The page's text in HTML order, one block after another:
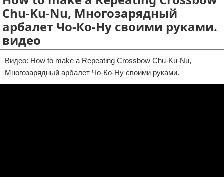
ДТП
Своими руками
Строительство и ремонт
Отказ от ответственности
Chu-Ku-Nu, Многозарядный
арбалет Чо-Ко-Ну своими руками.
видео
Видео: How to make a Repeating Crossbow Chu-Ku-Nu,
Многозарядный арбалет Чо-Ко-Ну своими руками.